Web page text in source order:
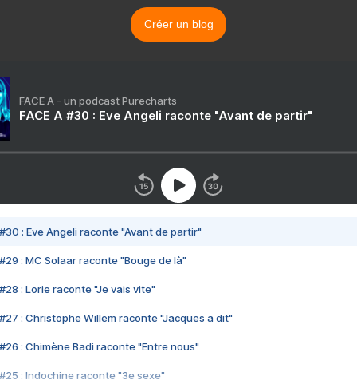
Créer un blog
FACE A - un podcast Purecharts
FACE A #30 : Eve Angeli raconte "Avant de partir"
#30 : Eve Angeli raconte "Avant de partir"
#29 : MC Solaar raconte "Bouge de là"
#28 : Lorie raconte "Je vais vite"
#27 : Christophe Willem raconte "Jacques a dit"
#26 : Chimène Badi raconte "Entre nous"
#25 : Indochine raconte "3e sexe"